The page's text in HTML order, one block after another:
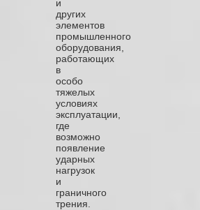
и
других
элементов
промышленного
оборудования,
работающих
в
особо
тяжелых
условиях
эксплуатации,
где
возможно
появление
ударных
нагрузок
и
граничного
трения.